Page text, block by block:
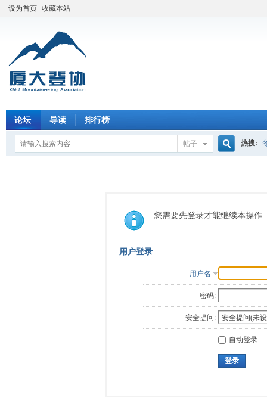
设为首页 收藏本站
论坛 导读 排行榜
帖子
索
热搜:
您需要先登录才能继续本操作
用户登录
用户名
密码:
安全提问:
自动登录
登录